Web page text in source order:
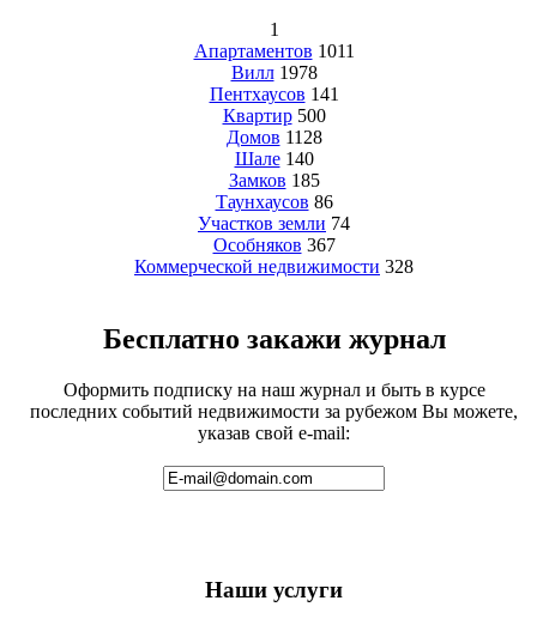
1
Апартаментов 1011
Вилл 1978
Пентхаусов 141
Квартир 500
Домов 1128
Шале 140
Замков 185
Таунхаусов 86
Участков земли 74
Особняков 367
Коммерческой недвижимости 328
Бесплатно закажи журнал
Оформить подписку на наш журнал и быть в курсе
последних событий недвижимости за рубежом Вы можете,
указав свой e-mail:
Наши услуги